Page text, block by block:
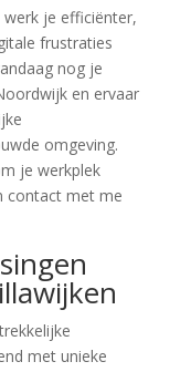
je efficiënter,
frustraties
nog je
en ervaar
omgeving.
je werkplek
contact met me
met unieke